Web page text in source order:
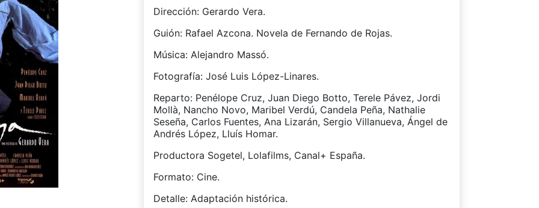
Dirección: Gerardo Vera.
Guión: Rafael Azcona. Novela de Fernando de Rojas.
Música: Alejandro Massó.
Fotografía: José Luis López-Linares.
Reparto: Penélope Cruz, Juan Diego Botto, Terele Pávez, Jordi
Mollà, Nancho Novo, Maribel Verdú, Candela Peña, Nathalie
Seseña, Carlos Fuentes, Ana Lizarán, Sergio Villanueva, Ángel de
Andrés López, Lluís Homar.
Productora Sogetel, Lolafilms, Canal+ España.
Formato: Cine.
Detalle: Adaptación histórica.